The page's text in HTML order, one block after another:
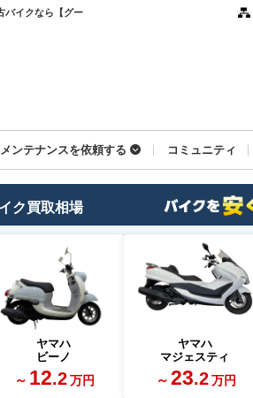
バイクなら【グー
メンテナンスを依頼する コミュニティ
ク買取相場
ヤマハ
ビーノ
～ 12.2 万円
ヤマハ
マジェスティ
～ 23.2 万円